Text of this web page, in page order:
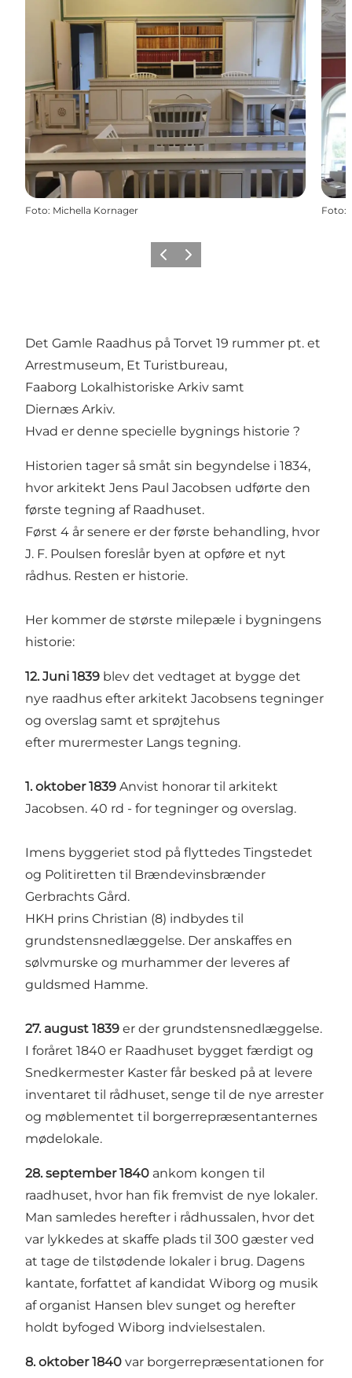
Foto: Michella Kornager Foto:
ForrigeNæste
Det Gamle Raadhus på Torvet 19 rummer pt. et
Arrestmuseum, Et Turistbureau,
Faaborg Lokalhistoriske Arkiv samt
Diernæs Arkiv.
Hvad er denne specielle bygnings historie ?
Historien tager så småt sin begyndelse i 1834,
hvor arkitekt Jens Paul Jacobsen udførte den
første tegning af Raadhuset.
Først 4 år senere er der første behandling, hvor
J. F. Poulsen foreslår byen at opføre et nyt
rådhus. Resten er historie.
Her kommer de største milepæle i bygningens
historie:
12. Juni 1839 blev det vedtaget at bygge det
nye raadhus efter arkitekt Jacobsens tegninger
og overslag samt et sprøjtehus
efter murermester Langs tegning.
1. oktober 1839 Anvist honorar til arkitekt
Jacobsen. 40 rd - for tegninger og overslag.
Imens byggeriet stod på flyttedes Tingstedet
og Politiretten til Brændevinsbrænder
Gerbrachts Gård.
HKH prins Christian (8) indbydes til
grundstensnedlæggelse. Der anskaffes en
sølvmurske og murhammer der leveres af
guldsmed Hamme.
27. august 1839 er der grundstensnedlæggelse.
I foråret 1840 er Raadhuset bygget færdigt og
Snedkermester Kaster får besked på at levere
inventaret til rådhuset, senge til de nye arrester
og møblementet til borgerrepræsentanternes
mødelokale.
28. september 1840 ankom kongen til
raadhuset, hvor han fik fremvist de nye lokaler.
Man samledes herefter i rådhussalen, hvor det
var lykkedes at skaffe plads til 300 gæster ved
at tage de tilstødende lokaler i brug. Dagens
kantate, forfattet af kandidat Wiborg og musik
af organist Hansen blev sunget og herefter
holdt byfoged Wiborg indvielsestalen.
8. oktober 1840 var borgerrepræsentationen for